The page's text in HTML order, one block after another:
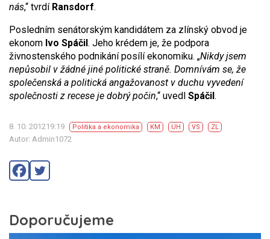
nás,“ tvrdí Ransdorf.
Posledním senátorským kandidátem za zlínský obvod je
ekonom Ivo Spáčil. Jeho krédem je, že podpora
živnostenského podnikání posílí ekonomiku. „Nikdy jsem
nepůsobil v žádné jiné politické straně. Domnívám se, že
společenská a politická angažovanost v duchu vyvedení
společnosti z recese je dobrý počin,“ uvedl Spáčil.
8. 10. 201219:19 Politika a ekonomika KM UH VS ZL
Autor: Admin1072